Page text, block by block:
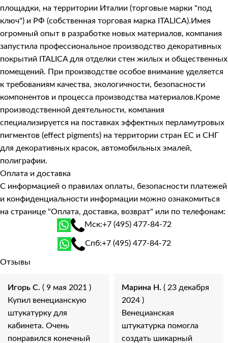
площадки, на территории Италии (торговые марки "под
ключ") и РФ (собственная торговая марка ITALICA).Имея
огромный опыт в разработке новых материалов, компания
запустила профессиональное производство декоративных
покрытий ITALICA для отделки стен жилых и общественных
помещений. При производстве особое внимание уделяется
к требованиям качества, экологичности, безопасности
компонентов и процесса производства материалов.Кроме
производственной деятельности, компания
специализируется на поставках эффектных перламутровых
пигментов (effect pigments) на территории стран ЕС и СНГ
для декоративных красок, автомобильных эмалей,
полиграфии.
Оплата и доставка
С информацией о правилах оплаты, безопасности платежей
и конфиденциальности информации можно ознакомиться
на странице "Оплата, доставка, возврат" или по телефонам:
Мск:+7 (495) 477-84-72
Спб:+7 (495) 477-84-72
Отзывы
Игорь С. ( 9 мая 2021 )
Купил венецианскую
штукатурку для
кабинета. Очень
понравился конечный
Марина Н. ( 23 декабря
2024 )
Венецианская
штукатурка помогла
создать шикарный